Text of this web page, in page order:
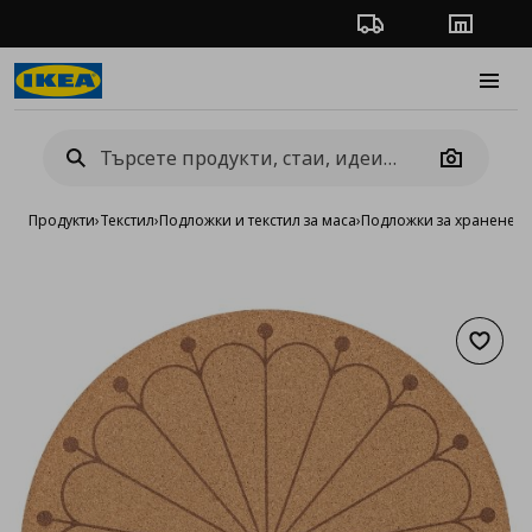
Проследяване на
Camera
Продукти›Текстил›Подложки и текстил за маса›Пoдложки за хранене